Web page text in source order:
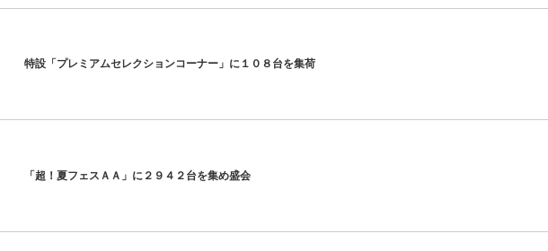
特設「プレミアムセレクションコーナー」に１０８台を集荷
「超！夏フェスＡＡ」に２９４２台を集め盛会